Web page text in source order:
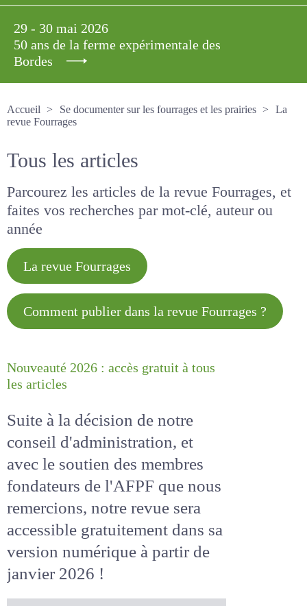
29 - 30 mai 2026
50 ans de la ferme expérimentale des
Bordes
Accueil
Se documenter sur les fourrages et les prairies
La revue Fourrages
Tous les articles
Parcourez les articles de la revue Fourrages, et
faites vos recherches par mot-clé, auteur ou
année
La revue Fourrages
Comment publier dans la revue
Nouveauté 2026 : accès gratuit à
Suite à la décision de notre
conseil d'administration, et
avec le soutien des membres
fondateurs de l'AFPF que nous
remercions, notre revue sera
accessiblegratuitementdans
sa version numérique
de janvier 2026 !